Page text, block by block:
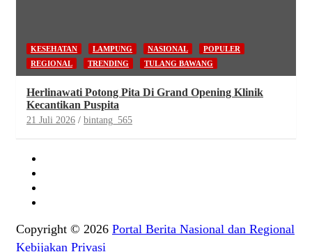
KESEHATAN LAMPUNG NASIONAL
POPULER
REGIONAL
TRENDING TULANG BAWANG
Herlinawati Potong Pita Di Grand Opening Klinik
Kecantikan Puspita
21 Juli 2026 bintang_565
Copyright © 2026 Portal Berita Nasional dan Regional
Kebijakan Privasi